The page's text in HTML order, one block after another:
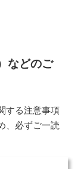
などのご
する注意事項
、必ずご一読